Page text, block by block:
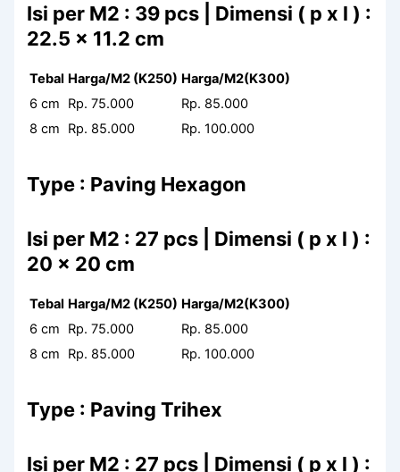
Isi per M2 : 39 pcs | Dimensi ( p x l ) :
22.5 x 11.2 cm
Tebal Harga/M2 (K250) Harga/M2(K300)
6 cm
Rp. 75.000
Rp. 85.000
8 cm
Rp. 85.000 Rp. 100.000
Type : Paving Hexagon
Isi per M2 : 27 pcs | Dimensi ( p x l ) :
20 x 20 cm
Tebal Harga/M2 (K250) Harga/M2(K300)
6 cm
Rp. 75.000
Rp. 85.000
8 cm
Rp. 85.000 Rp. 100.000
Type : Paving Trihex
Isi per M2 : 27 pcs | Dimensi ( p x l ) :